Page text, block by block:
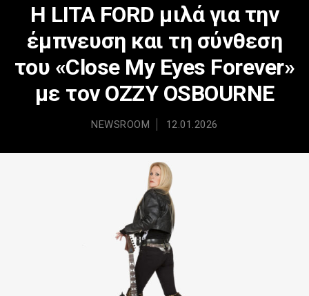
Η LITA FORD μιλά για την
έμπνευση και τη σύνθεση
του «Close My Eyes Forever»
με τον OZZY OSBOURNE
NEWSROOM 12.01.2026